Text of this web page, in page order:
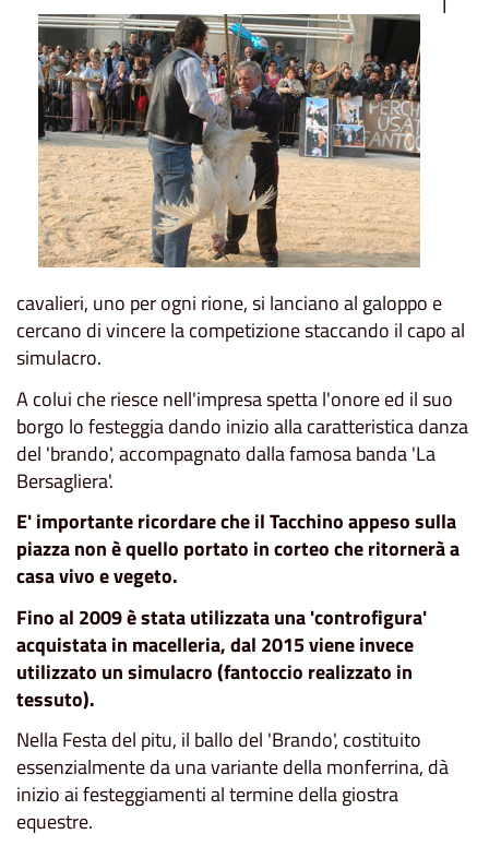
I
cavalieri, uno per ogni rione, si lanciano al galoppo e
cercano di vincere la competizione staccando il capo al
simulacro.
A colui che riesce nell'impresa spetta l'onore ed il suo
borgo lo festeggia dando inizio alla caratteristica danza
del 'brando', accompagnato dalla famosa banda 'La
Bersagliera'.
E' importante ricordare che il Tacchino appeso sulla
piazza non è quello portato in corteo che ritornerà a
casa vivo e vegeto.
Fino al 2009 è stata utilizzata una 'controfigura'
acquistata in macelleria, dal 2015 viene invece
utilizzato un simulacro (fantoccio realizzato in
tessuto).
Nella Festa del pitu, il ballo del 'Brando', costituito
essenzialmente da una variante della monferrina, dà
inizio ai festeggiamenti al termine della giostra
equestre.